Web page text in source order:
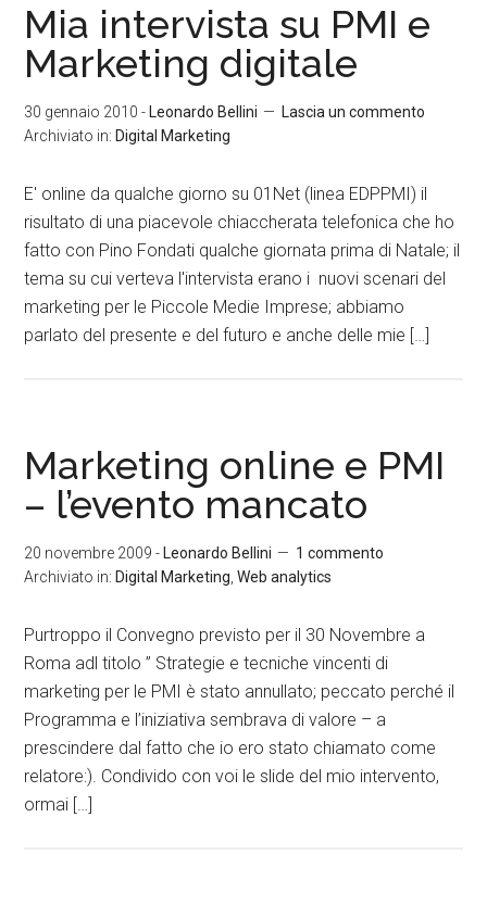
Mia intervista su PMI e
Marketing digitale
30 gennaio 2010 - Leonardo Bellini
Lascia un commento
Archiviato in: Digital Marketing
E' online da qualche giorno su 01Net (linea EDPPMI) il
risultato di una piacevole chiaccherata telefonica che ho
fatto con Pino Fondati qualche giornata prima di Natale; il
tema su cui verteva l'intervista erano i nuovi scenari del
marketing per le Piccole Medie Imprese; abbiamo
parlato del presente e del futuro e anche delle mie […]
Marketing online e PMI
– l’evento mancato
20 novembre 2009 - Leonardo Bellini
1 commento
Archiviato in: Digital Marketing ,Web analytics
Purtroppo il Convegno previsto per il 30 Novembre a
Roma adl titolo ” Strategie e tecniche vincenti di
marketing per le PMI è stato annullato; peccato perché il
Programma e l’iniziativa sembrava di valore – a
prescindere dal fatto che io ero stato chiamato come
relatore:). Condivido con voi le slide del mio intervento,
ormai […]